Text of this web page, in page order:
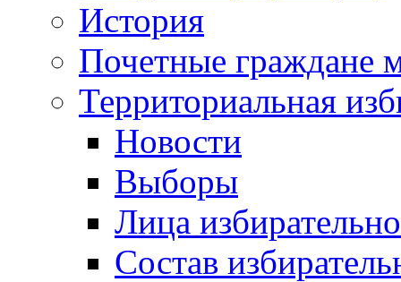
История
Почетные граждане
Территориальная
Новости
Выборы
Лица
Состав